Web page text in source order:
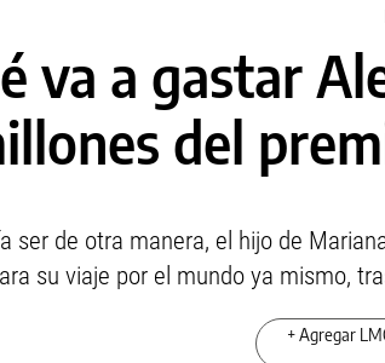
va a gastar
del
ser de otra manera, el hijo de
su viaje por el mundo ya mismo,
+ Agregar